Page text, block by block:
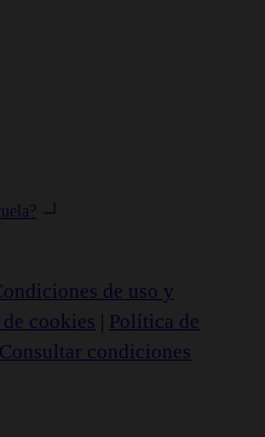
de uso y
cookies
Política de
Consultar condiciones